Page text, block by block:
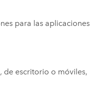
para las aplicaciones
de escritorio o móviles,